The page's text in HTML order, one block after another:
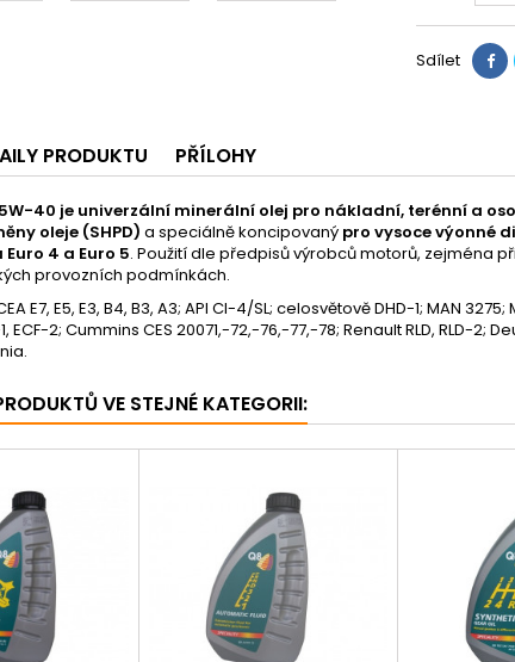
Sdílet
PRODUKTU PŘÍLOHY
40 je univerzální minerální olej pro nákladní, terénní a
oleje (SHPD) a speciálně koncipovaný pro vysoce výonné
4 a Euro 5. Použití dle předpisů výrobců motorů, zejména
provozních podmínkách.
E7, E5, E3, B4, B3, A3; API CI-4/SL; celosvětově DHD-1; MAN
ECF-2; Cummins CES 20071,-72,-76,-77,-78; Renault RLD, RLD-2;
VE STEJNÉ KATEGORII: